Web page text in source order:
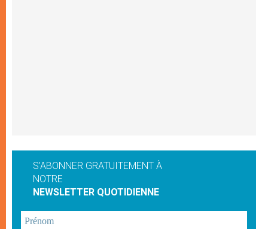
S'ABONNER GRATUITEMENT À
NOTRE
NEWSLETTER QUOTIDIENNE